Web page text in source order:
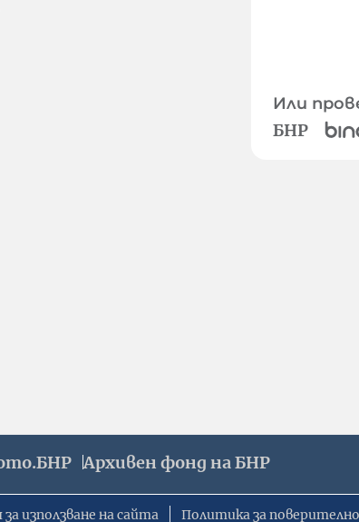
Или
БНР
Архивен фонд на БНР
използване на сайта Политика за